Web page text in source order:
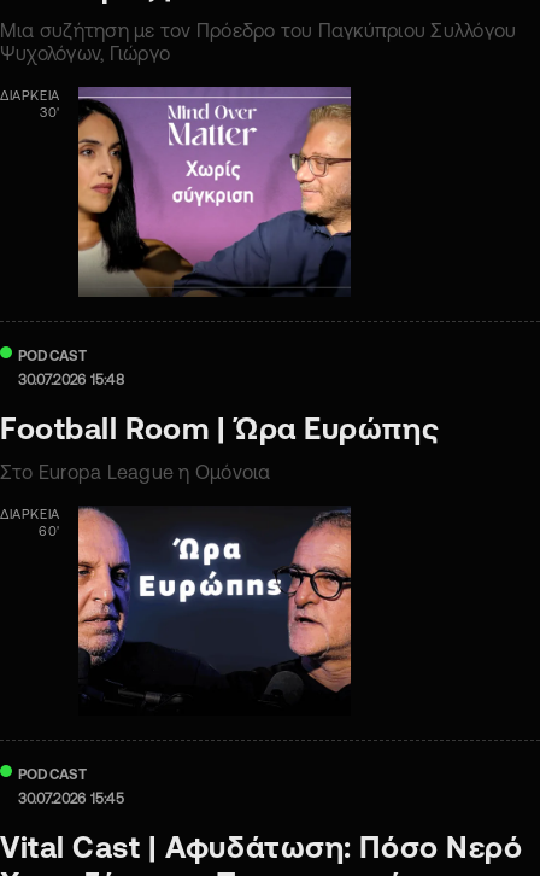
Μια συζήτηση με τον Πρόεδρο του Παγκύπριου Συλλόγου
Ψυχολόγων, Γιώργο
ΔΙΑΡΚΕΙΑ
30'
PODCAST
30.07.2026 15:48
Football Room | Ώρα Ευρώπης
Στο Europa League η Ομόνοια
ΔΙΑΡΚΕΙΑ
60'
PODCAST
30.07.2026 15:45
Vital Cast | Αφυδάτωση: Πόσο Νερό